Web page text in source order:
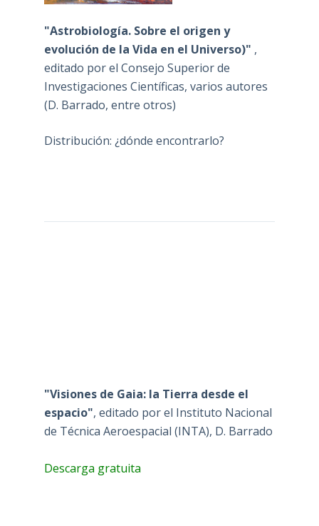
evolución de la Vida en el Universo)"
editado por el Consejo Superior de
Investigaciones Científicas, varios autores
(D. Barrado, entre otros)
Distribución: ¿dónde encontrarlo?
de Técnica Aeroespacial (INTA), D. Barrado
Descarga gratuita